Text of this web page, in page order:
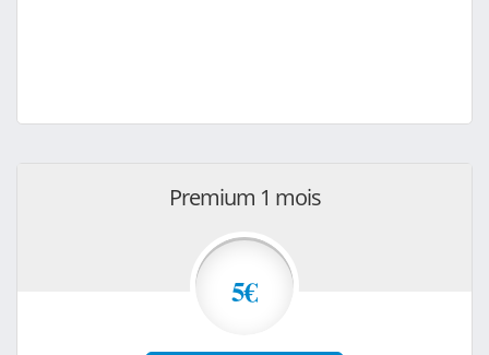
Premium 1 mois
5€